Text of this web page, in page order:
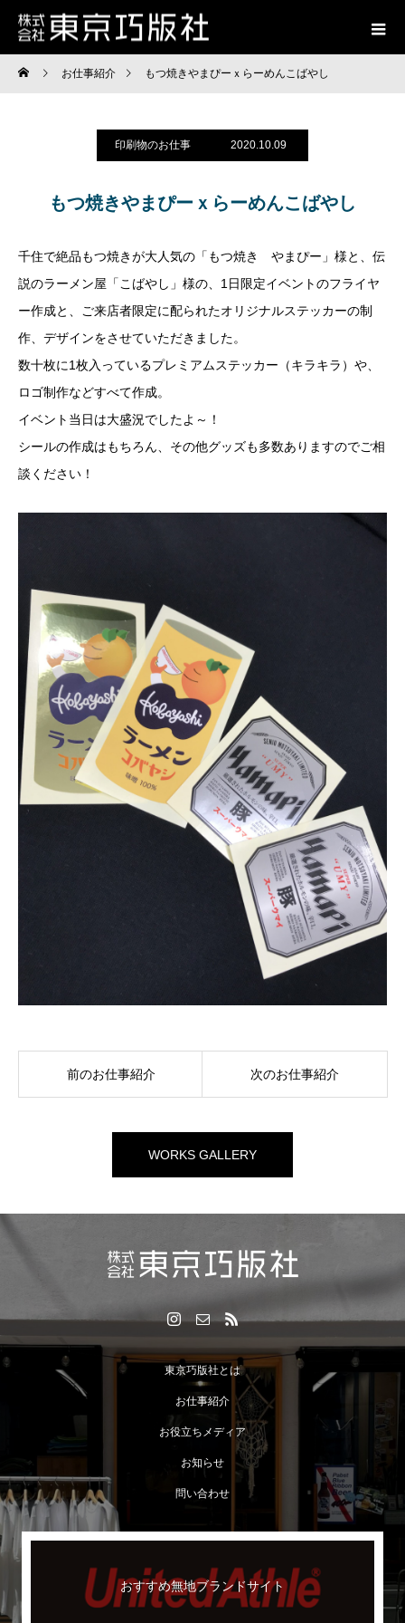
お仕事紹介 もつ焼きやまぴーｘらーめんこばやし
印刷物のお仕事 2020.10.09
もつ焼きやまぴーｘらーめんこばやし
千住で絶品もつ焼きが大人気の「もつ焼き やまぴー」様と、伝
説のラーメン屋「こばやし」様の、1日限定イベントのフライヤ
ー作成と、ご来店者限定に配られたオリジナルステッカーの制
作、デザインをさせていただきました。
数十枚に1枚入っているプレミアムステッカー（キラキラ）や、
ロゴ制作などすべて作成。
イベント当日は大盛況でしたよ～！
シールの作成はもちろん、その他グッズも多数ありますのでご相
談ください！
前のお仕事紹介 次のお仕事紹介
WORKS GALLERY
東京巧版社とは
お仕事紹介
お役立ちメディア
お知らせ
問い合わせ
おすすめ無地ブランドサイト